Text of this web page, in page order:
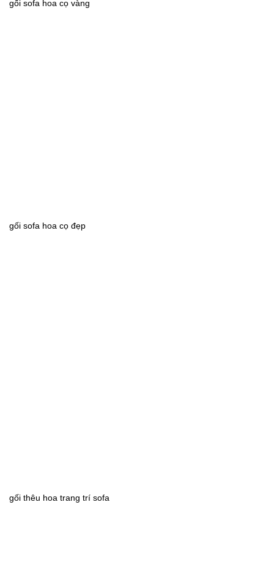
gối sofa hoa cọ vàng
gối sofa hoa cọ đẹp
gối thêu hoa trang trí sofa